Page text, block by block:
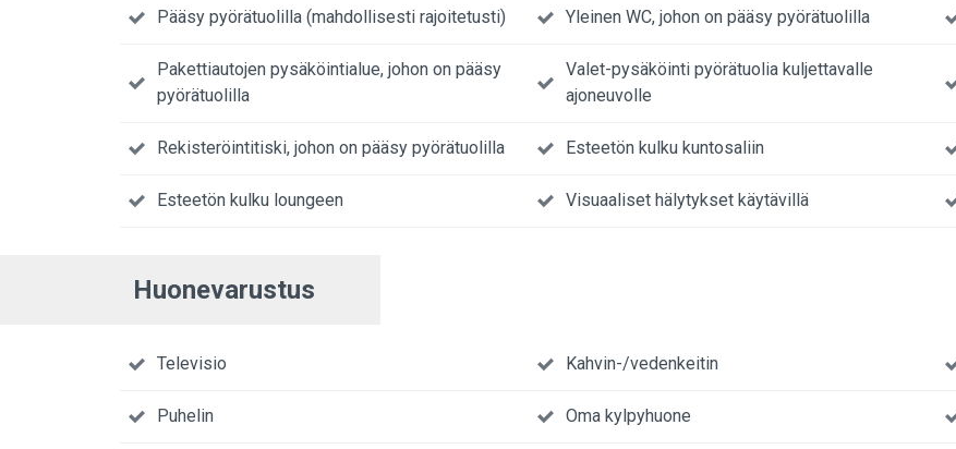
Pääsy pyörätuolilla (mahdollisesti rajoitetusti) Yleinen WC, johon on pääsy pyörätuolilla
Pakettiautojen pysäköintialue, johon on pääsy
pyörätuolilla
Valet-pysäköinti pyörätuolia kuljettavalle
ajoneuvolle
Rekisteröintitiski, johon on pääsy pyörätuolilla Esteetön kulku kuntosaliin
Esteetön kulku loungeen Visuaaliset hälytykset käytävillä
Huonevarustus
Televisio Kahvin-/vedenkeitin
Puhelin Oma kylpyhuone